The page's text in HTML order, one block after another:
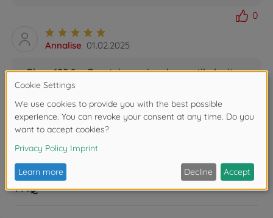
0
Annalise 01.02.2025
Blox - 100 8er Bausteine weiss - kompatibel mit
bekannten Spielsteinen
Super gute Qualität und gut zum bauen geeignet.
Schnelle Lieferung und gut verpackt. Ich kann die
Bausteine sehr weiter empfehlen.
FAQ